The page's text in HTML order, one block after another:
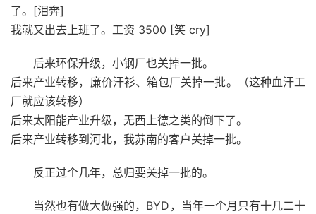
了。[泪奔]
我就又出去上班了。工资 3500 [笑 cry]
后来环保升级，小钢厂也关掉一批。
后来产业转移，廉价汗衫、箱包厂关掉一批。（这种血汗工
厂就应该转移）
后来太阳能产业升级，无西上德之类的倒下了。
后来产业转移到河北，我苏南的客户关掉一批。
反正过个几年，总归要关掉一批的。
当然也有做大做强的，BYD，当年一个月只有十几二十